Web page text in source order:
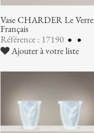
Vase CHARDER Le Verre
Français
Référence : 17190
Ajouter à votre liste